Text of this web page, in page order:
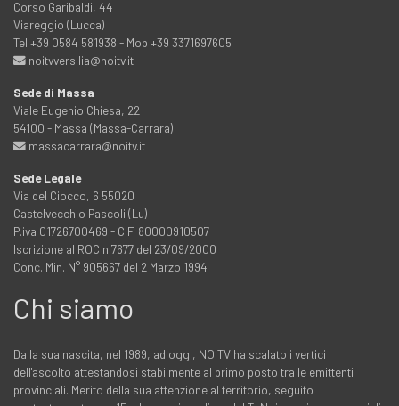
Corso Garibaldi, 44
Viareggio (Lucca)
Tel +39 0584 581938 - Mob +39 3371697605
noitvversilia@noitv.it
Sede di Massa
Viale Eugenio Chiesa, 22
54100 - Massa (Massa-Carrara)
massacarrara@noitv.it
Sede Legale
Via del Ciocco, 6 55020
Castelvecchio Pascoli (Lu)
P.iva 01726700469 - C.F. 80000910507
Iscrizione al ROC n.7677 del 23/09/2000
Conc. Min. N° 905667 del 2 Marzo 1994
Chi siamo
Dalla sua nascita, nel 1989, ad oggi, NOITV ha scalato i vertici
dell'ascolto attestandosi stabilmente al primo posto tra le emittenti
provinciali. Merito della sua attenzione al territorio, seguito